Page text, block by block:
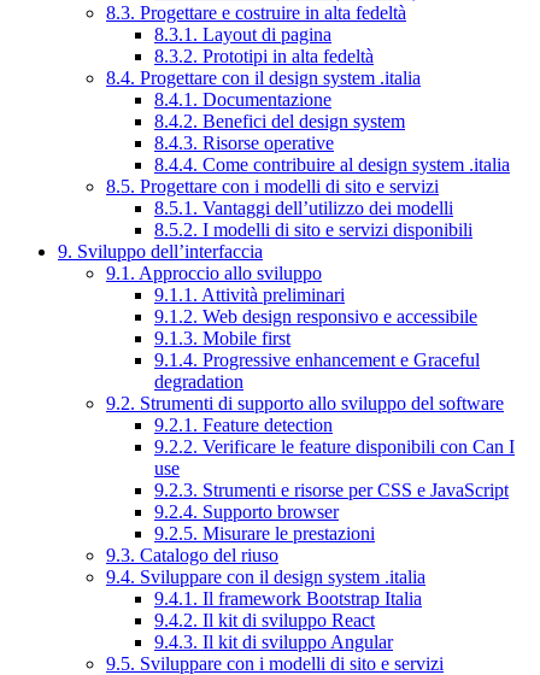
8.3. Progettare e costruire in alta fedeltà
8.3.1. Layout di pagina
8.3.2. Prototipi in alta fedeltà
8.4. Progettare con il design system .italia
8.4.1. Documentazione
8.4.2. Benefici del design system
8.4.3. Risorse operative
8.4.4. Come contribuire al design system .italia
8.5. Progettare con i modelli di sito e servizi
8.5.1. Vantaggi dell’utilizzo dei modelli
8.5.2. I modelli di sito e servizi disponibili
9. Sviluppo dell’interfaccia
9.1. Approccio allo sviluppo
9.1.1. Attività preliminari
9.1.2. Web design responsivo e accessibile
9.1.3. Mobile first
9.1.4. Progressive enhancement e Graceful
degradation
9.2. Strumenti di supporto allo sviluppo del software
9.2.1. Feature detection
9.2.2. Verificare le feature disponibili con Can I
use
9.2.3. Strumenti e risorse per CSS e JavaScript
9.2.4. Supporto browser
9.2.5. Misurare le prestazioni
9.3. Catalogo del riuso
9.4. Sviluppare con il design system .italia
9.4.1. Il framework Bootstrap Italia
9.4.2. Il kit di sviluppo React
9.4.3. Il kit di sviluppo Angular
9.5. Sviluppare con i modelli di sito e servizi